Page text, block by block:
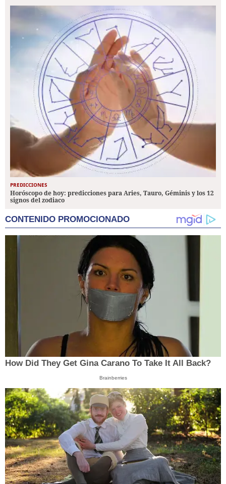
PREDICCIONES
Horóscopo de hoy: predicciones para Aries, Tauro, Géminis y los 12
signos del zodiaco
CONTENIDO PROMOCIONADO
How Did They Get Gina Carano To Take It All Back?
Brainberries